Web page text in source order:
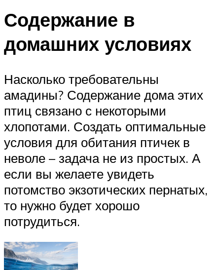
Содержание в
домашних условиях
Насколько требовательны
амадины? Содержание дома этих
птиц связано с некоторыми
хлопотами. Создать оптимальные
условия для обитания птичек в
неволе – задача не из простых. А
если вы желаете увидеть
потомство экзотических пернатых,
то нужно будет хорошо
потрудиться.